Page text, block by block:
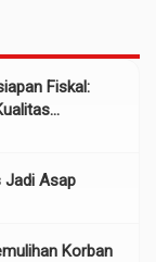
Fiskal:
Jadi Asap
Korban